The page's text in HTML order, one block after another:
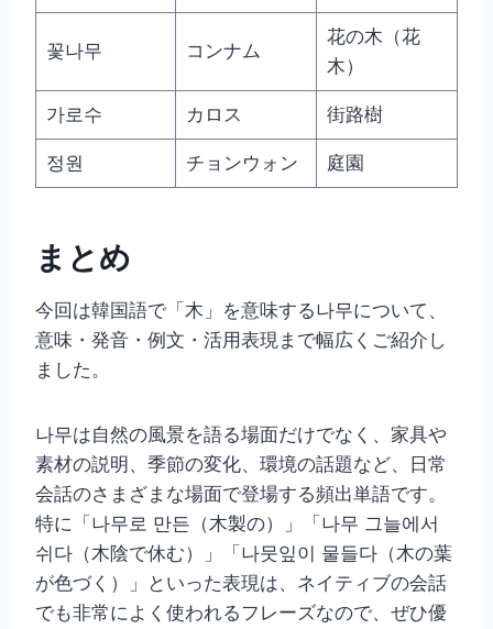
꽃나무 コンナム
花の木（花
木）
가로수 カロス 街路樹
정원 チョンウォン 庭園
まとめ
今回は韓国語で「木」を意味する나무について、
意味・発音・例文・活用表現まで幅広くご紹介し
ました。
나무は自然の風景を語る場面だけでなく、家具や
素材の説明、季節の変化、環境の話題など、日常
会話のさまざまな場面で登場する頻出単語です。
特に「나무로 만든（木製の）」「나무 그늘에서
쉬다（木陰で休む）」「나뭇잎이 물들다（木の葉
が色づく）」といった表現は、ネイティブの会話
でも非常によく使われるフレーズなので、ぜひ優